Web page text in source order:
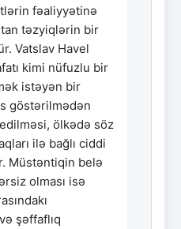
fəaliyyətinə
təzyiqlərin bir
Vatslav Havel
kimi nüfuzlu bir
istəyən bir
göstərilmədən
ölkədə söz
ilə bağlı ciddi
Müstəntiqin belə
olması isə
şəffaflıq